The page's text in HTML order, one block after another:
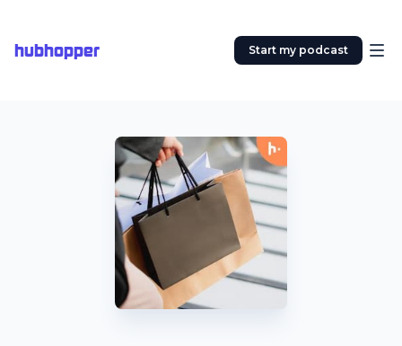
hubhopper Start my podcast